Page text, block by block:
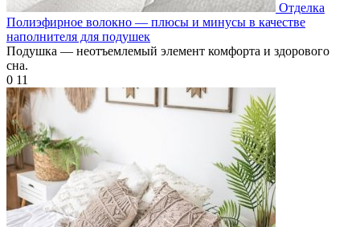
Отделка
Полиэфирное волокно — плюсы и минусы в качестве
наполнителя для подушек
Подушка — неотъемлемый элемент комфорта и здорового
сна.
0 11